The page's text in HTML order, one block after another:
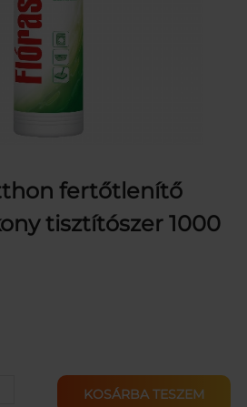
fertőtlenítő
tisztítószer 1000
KOSÁRBA TESZEM